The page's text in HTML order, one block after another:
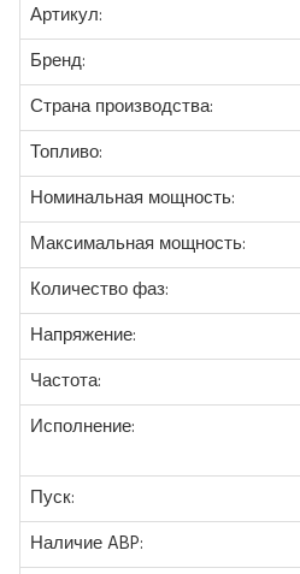
Артикул:
Бренд:
Страна производства:
Топливо:
Номинальная мощность:
Максимальная мощность:
Количество фаз:
Напряжение:
Частота:
Исполнение:
Пуск:
Наличие ABP: